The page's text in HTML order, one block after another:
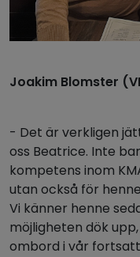
Joakim Blomster
- Det är verkligen
oss Beatrice. Inte
kompetens inom
utan också för
Vi känner henne
möjligheten dök
ombord i vår